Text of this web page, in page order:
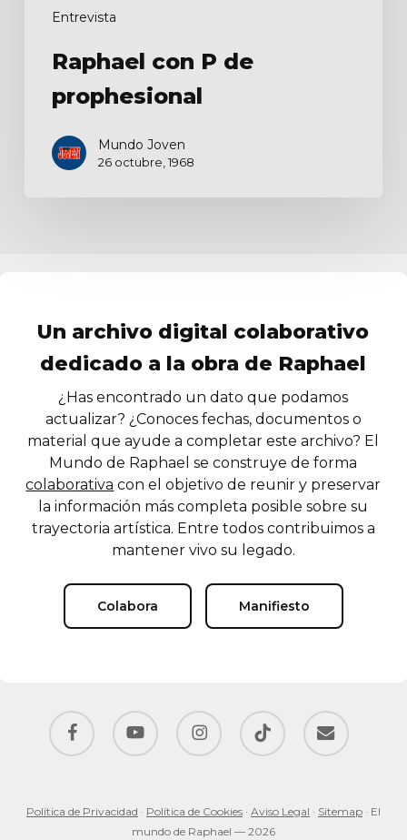
Entrevista
Raphael con P de
prophesional
Mundo Joven
26 octubre, 1968
Un archivo digital colaborativo
dedicado a la obra de Raphael
¿Has encontrado un dato que podamos
actualizar? ¿Conoces fechas, documentos o
material que ayude a completar este archivo? El
Mundo de Raphael se construye de forma
colaborativa con el objetivo de reunir y preservar
la información más completa posible sobre su
trayectoria artística. Entre todos contribuimos a
mantener vivo su legado.
Colabora Manifiesto
facebook youtube instagram tiktok email
Política de Privacidad · Política de Cookies · Aviso Legal · Sitemap · El
mundo de Raphael — 2026